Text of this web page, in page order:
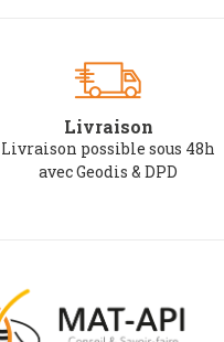
Livraison
Livraison possible sous 48h
avec Geodis & DPD